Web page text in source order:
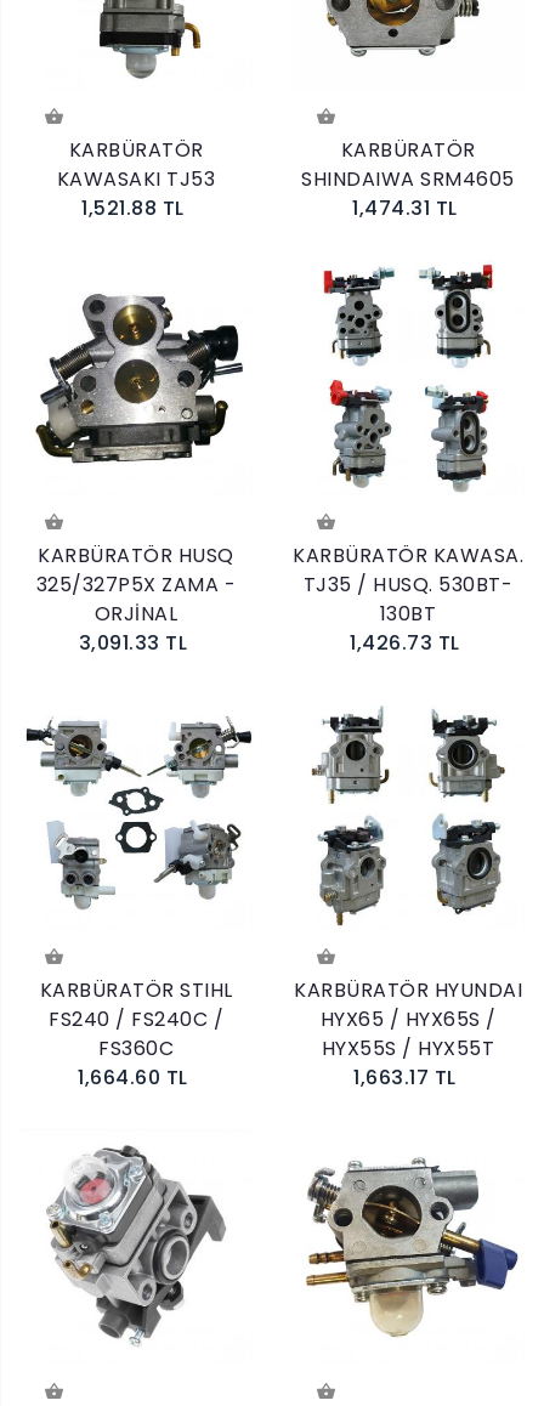
KARBÜRATÖR
KAWASAKI TJ53
1,521.88 TL
KARBÜRATÖR
SHINDAIWA SRM4605
1,474.31 TL
KARBÜRATÖR HUSQ
325/327P5X ZAMA -
ORJİNAL
3,091.33 TL
KARBÜRATÖR KAWASA.
TJ35 / HUSQ. 530BT-
130BT
1,426.73 TL
KARBÜRATÖR STIHL
FS240 / FS240C /
FS360C
1,664.60 TL
KARBÜRATÖR HYUNDAI
HYX65 / HYX65S /
HYX55S / HYX55T
1,663.17 TL